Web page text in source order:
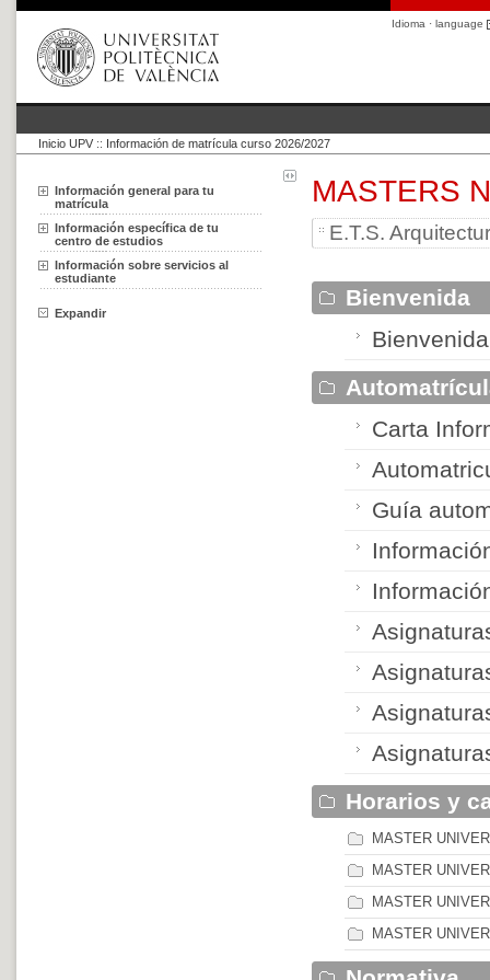
Idioma · language
Inicio UPV :: Información de matrícula curso 2026/2027
Información general para tu
matrícula
Información específica de tu
centro de estudios
Información sobre servicios al
estudiante
Expandir
MASTERS
E.T.S.
Bienvenida
Carta
Guía
Horarios y
MASTER
MASTER
MASTER
MASTER